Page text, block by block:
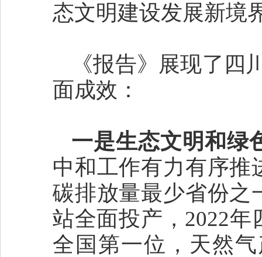
态文明建设发展新境
《报告》展现了
面成效：
一是生态文明和绿
中和工作有力有序推
碳排放量最少省份之
站全面投产，2022
全国第一位，天然